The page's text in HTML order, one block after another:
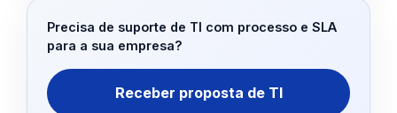
Precisa de suporte de TI com processo e SLA
para a sua empresa?
Receber proposta de TI